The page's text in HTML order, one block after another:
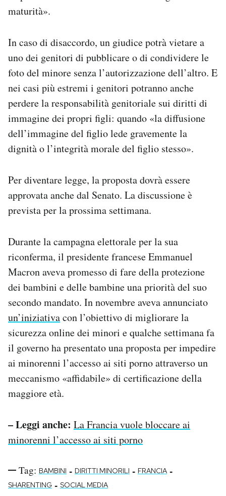
maturità».
In caso di disaccordo, un giudice potrà vietare a
uno dei genitori di pubblicare o di condividere le
foto del minore senza l’autorizzazione dell’altro. E
nei casi più estremi i genitori potranno anche
perdere la responsabilità genitoriale sui diritti di
immagine dei propri figli: quando «la diffusione
dell’immagine del figlio lede gravemente la
dignità o l’integrità morale del figlio stesso».
Per diventare legge, la proposta dovrà essere
approvata anche dal Senato. La discussione è
prevista per la prossima settimana.
Durante la campagna elettorale per la sua
riconferma, il presidente francese Emmanuel
Macron aveva promesso di fare della protezione
dei bambini e delle bambine una priorità del suo
secondo mandato. In novembre aveva annunciato
un’iniziativacon l’obiettivo di migliorare la
sicurezza online dei minori e qualche settimana fa
il governo ha presentato una proposta per impedire
ai minorenni l’accesso ai siti porno attraverso un
meccanismo «affidabile» di certificazione della
maggiore età.
– Leggi anche: La Francia vuole bloccare ai
minorenni l’accesso ai siti porno
Tag: BAMBINI - DIRITTI MINORILI - FRANCIA -
SHARENTING - SOCIAL MEDIA